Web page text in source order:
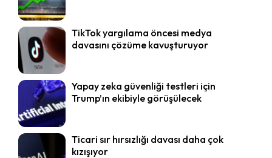
TikTok yargılama öncesi medya
davasını çözüme kavuşturuyor
Yapay zeka güvenliği testleri için
Trump’ın ekibiyle görüşülecek
Ticari sır hırsızlığı davası daha çok
kızışıyor